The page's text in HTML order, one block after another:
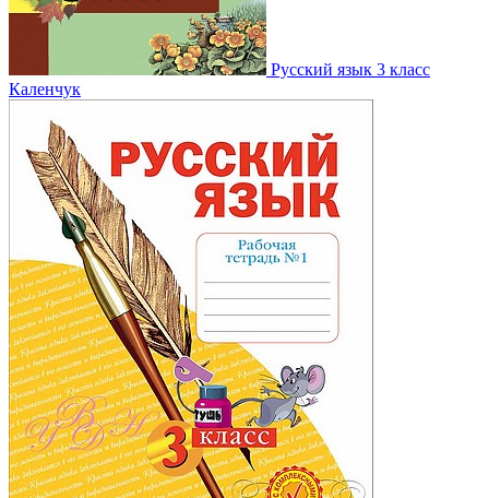
Русский язык 3 класс
Каленчук